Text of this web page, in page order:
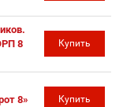
8
Купить
8»
Купить